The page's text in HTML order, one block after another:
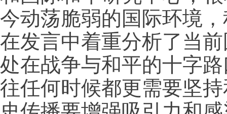
今动荡脆弱的国际环境
在发言中着重分析了当
处在战争与和平的十字
往任何时候都更需要坚